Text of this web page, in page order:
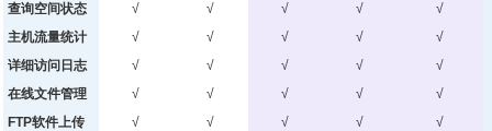
查询空间状态
√ √ √ √
√
主机流量统计
√ √ √ √
√
详细访问日志
√ √ √ √
√
在线文件管理
√ √ √ √
√
FTP软件上传
√ √ √ √
√